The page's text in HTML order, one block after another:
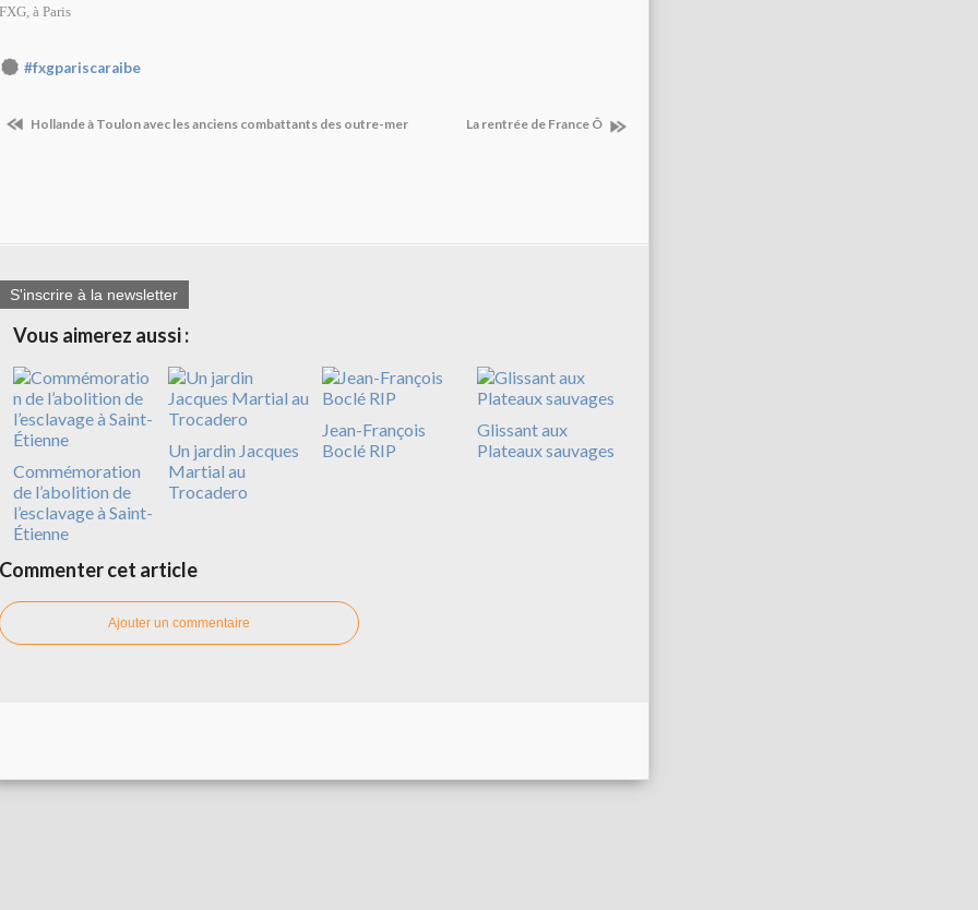
FXG, à Paris
#fxgpariscaraibe
Hollande à Toulon avec les anciens combattants des outre-mer La rentrée de France Ô
S'inscrire à la newsletter
Vous aimerez aussi :
Commémoration
de l’abolition de
l’esclavage à Saint-
Étienne
Un jardin Jacques
Martial au
Trocadero
Jean-François
Boclé RIP
Glissant aux
Plateaux sauvages
Commenter cet article
Ajouter un commentaire